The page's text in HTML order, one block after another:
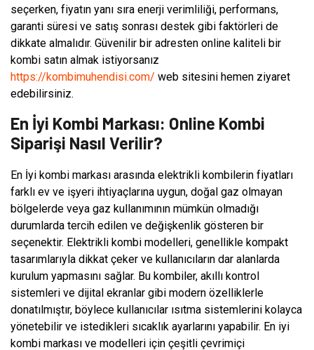
seçerken, fiyatın yanı sıra enerji verimliliği, performans,
garanti süresi ve satış sonrası destek gibi faktörleri de
dikkate almalıdır. Güvenilir bir adresten online kaliteli bir
kombi satın almak istiyorsanız
https://kombimuhendisi.com/ web sitesini hemen ziyaret
edebilirsiniz.
En İyi Kombi Markası: Online Kombi
Siparişi Nasıl Verilir?
En İyi kombi markası arasında elektrikli kombilerin fiyatları
farklı ev ve işyeri ihtiyaçlarına uygun, doğal gaz olmayan
bölgelerde veya gaz kullanımının mümkün olmadığı
durumlarda tercih edilen ve değişkenlik gösteren bir
seçenektir. Elektrikli kombi modelleri, genellikle kompakt
tasarımlarıyla dikkat çeker ve kullanıcıların dar alanlarda
kurulum yapmasını sağlar. Bu kombiler, akıllı kontrol
sistemleri ve dijital ekranlar gibi modern özelliklerle
donatılmıştır, böylece kullanıcılar ısıtma sistemlerini kolayca
yönetebilir ve istedikleri sıcaklık ayarlarını yapabilir. En iyi
kombi markası ve modelleri için çeşitli çevrimiçi